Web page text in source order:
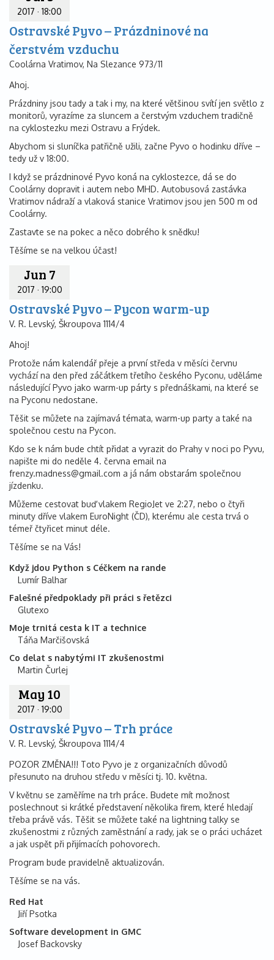
2017 ·18:00
Ostravské Pyvo – Prázdninové na
čerstvém vzduchu
Coolárna Vratimov, Na Slezance 973/11
Ahoj.
Prázdniny jsou tady a tak i my, na které většinou svítí jen světlo z
monitorů, vyrazíme za sluncem a čerstvým vzduchem tradičně
na cyklostezku mezi Ostravu a Frýdek.
Abychom si sluníčka patřičně užili, začne Pyvo o hodinku dříve –
tedy už v 18:00.
I když se prázdninové Pyvo koná na cyklostezce, dá se do
Coolárny dopravit i autem nebo MHD. Autobusová zastávka
Vratimov nádraží a vlaková stanice Vratimov jsou jen 500 m od
Coolárny.
Zastavte se na pokec a něco dobrého k snědku!
Těšíme se na velkou účast!
Jun 7
2017 · 19:00
Ostravské Pyvo – Pycon warm-up
V. R. Levský, Škroupova 1114/4
Ahoj!
Protože nám kalendář přeje a první středa v měsíci červnu
vychází na den před záčátkem třetího českého Pyconu, uděláme
následující Pyvo jako warm-up párty s přednáškami, na které se
na Pyconu nedostane.
Těšit se můžete na zajímavá témata, warm-up party a také na
společnou cestu na Pycon.
Kdo se k nám bude chtít přidat a vyrazit do Prahy v noci po Pyvu,
napište mi do neděle 4. června email na
frenzy.madness@gmail.com a já nám obstarám společnou
jízdenku.
Můžeme cestovat buď vlakem RegioJet ve 2:27, nebo o čtyři
minuty dříve vlakem EuroNight (ČD), kterému ale cesta trvá o
témeř čtyřicet minut déle.
Těšíme se na Vás!
Když jdou Python s Céčkem na rande
Lumír Balhar
Falešné předpoklady při práci s řetězci
Glutexo
Moje trnitá cesta k IT a technice
Táňa Marčišovská
Co delat s nabytými IT zkušenostmi
Martin Čurlej
May 10
2017 · 19:00
Ostravské Pyvo – Trh práce
V. R. Levský, Škroupova 1114/4
POZOR ZMĚNA!!! Toto Pyvo je z organizačních důvodů
přesunuto na druhou středu v měsíci tj. 10. května.
V květnu se zaměříme na trh práce. Budete mít možnost
poslechnout si krátké představení několika firem, které hledají
třeba právě vás. Těšit se můžete také na lightning talky se
zkušenostmi z různých zaměstnání a rady, jak se o práci ucházet
a jak uspět při přijímacích pohovorech.
Program bude pravidelně aktualizován.
Těšíme se na vás.
Red Hat
Jiří Psotka
Software development in GMC
Josef Backovsky